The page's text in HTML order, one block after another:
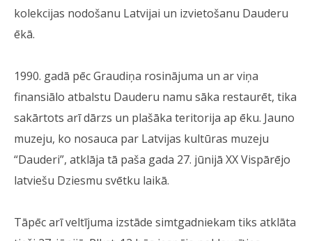
kolekcijas nodošanu Latvijai un izvietošanu Dauderu
ēkā.
1990. gadā pēc Graudiņa rosinājuma un ar viņa
finansiālo atbalstu Dauderu namu sāka restaurēt, tika
sakārtots arī dārzs un plašāka teritorija ap ēku. Jauno
muzeju, ko nosauca par Latvijas kultūras muzeju
“Dauderi”, atklāja tā paša gada 27. jūnijā XX Vispārējo
latviešu Dziesmu svētku laikā.
Tāpēc arī veltījuma izstāde simtgadniekam tiks atklāta